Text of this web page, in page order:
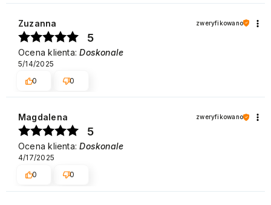
Zuzanna zweryfikowano
5
Ocena klienta:Doskonale
5/14/2025
0
0
Magdalena zweryfikowano
5
Ocena klienta:Doskonale
4/17/2025
0
0